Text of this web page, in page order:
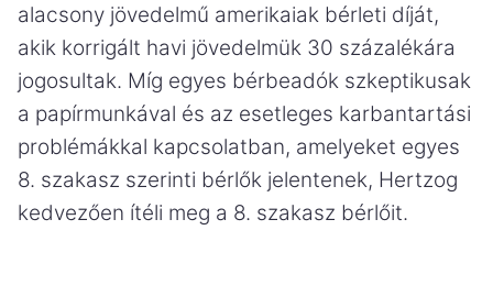
alacsony jövedelmű amerikaiak bérleti díját,
akik korrigált havi jövedelmük 30 százalékára
jogosultak. Míg egyes bérbeadók szkeptikusak
a papírmunkával és az esetleges karbantartási
problémákkal kapcsolatban, amelyeket egyes
8. szakasz szerinti bérlők jelentenek, Hertzog
kedvezően ítéli meg a 8. szakasz bérlőit.